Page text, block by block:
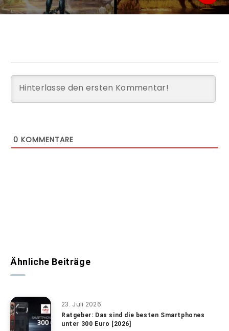
0 KOMMENTARE
Ähnliche Beiträge
23. Juli 2026
Ratgeber: Das sind die besten Smartphones
unter 300 Euro [2026]